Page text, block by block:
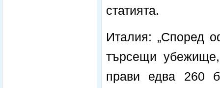
статията.
Италия: „Според
търсещи
прави едва 260